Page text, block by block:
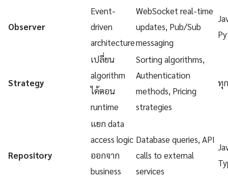
Observer
Event-
driven
architecture
WebSocket real-time
updates, Pub/Sub
messaging
Strategy
เปลี่ยน
algorithm
ได้ตอน
runtime
Sorting algorithms,
Authentication
methods, Pricing
strategies
ทุ
Repository
แยก data
access logic
ออกจาก
business
Database queries, API
calls to external
services